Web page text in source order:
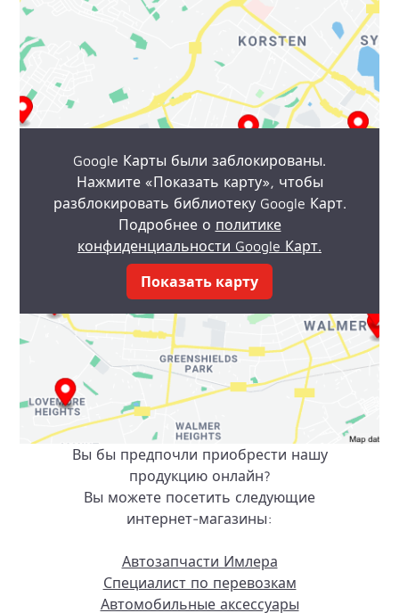
Google Карты были заблокированы.
Нажмите «Показать карту», чтобы
разблокировать библиотеку Google Карт.
Подробнее о политике
конфиденциальности Google Карт.
Показать карту
AMS Reese GmbH
Fachhändler
Carl-Zeiß-Str. 6
09721/7731-0
info@ams-schweinfurt.de
AS 2000 Autoteile GmbH
Fachhändler
Albert-Einstein-Str. 4
Buchen
06281/556367
AS2000-Autoteile@t-online.de
www.as2000-autoteile.de
Audi Zentrum Flensburg GmbH & Co. KG
0 Km
Fachhändler
24941
Flensburg
nfo@audi-flensburg.de
www.azf-gruppe.de
Вы бы предпочли приобрести нашу
продукцию онлайн?
Вы можете посетить следующие
интернет-магазины:
Автозапчасти Имлера
Специалист по перевозкам
Автомобильные аксессуары